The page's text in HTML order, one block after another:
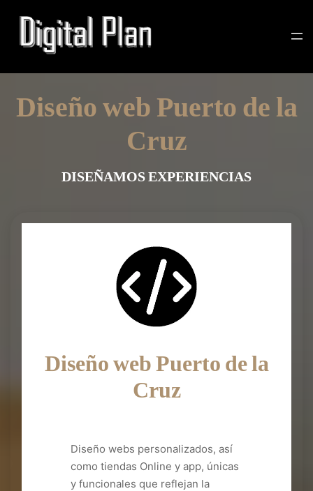
Diseño web Puerto de la
Cruz
DISEÑAMOS EXPERIENCIAS
Diseño web Puerto de la
Cruz
Diseño webs personalizados, así
como tiendas Online y app, únicas
y funcionales que reflejan la